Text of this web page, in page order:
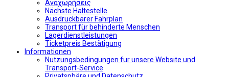
Αναχωρήσεις
Nächste Haltestelle
Αusdruckbarer Fahrplan
Transport für behinderte Menschen
Lagerdienstleistungen
Ticketpreis Bestätigung
Informationen
Nutzungsbedingungen fur unsere Website und
Transport-Service